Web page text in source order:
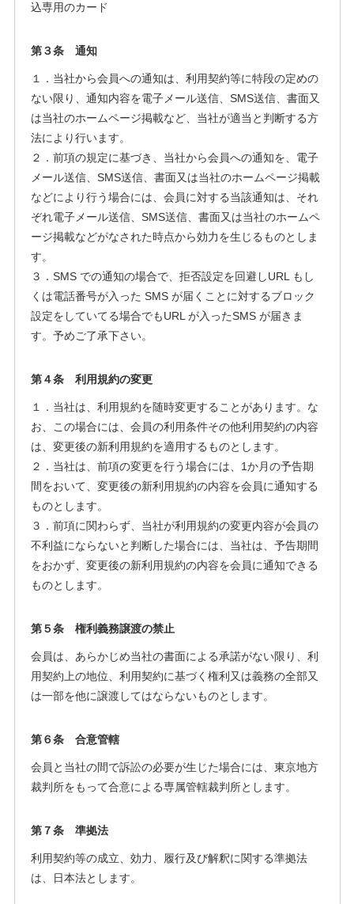
込専用のカード
第３条 通知
１．当社から会員への通知は、利用契約等に特段の定めの
ない限り、通知内容を電子メール送信、SMS送信、書面又
は当社のホームページ掲載など、当社が適当と判断する方
法により行います。
２．前項の規定に基づき、当社から会員への通知を、電子
メール送信、SMS送信、書面又は当社のホームページ掲載
などにより行う場合には、会員に対する当該通知は、それ
ぞれ電子メール送信、SMS送信、書面又は当社のホームペ
ージ掲載などがなされた時点から効力を生じるものとしま
す。
３．SMS での通知の場合で、拒否設定を回避しURL もし
くは電話番号が入った SMS が届くことに対するブロック
設定をしていてる場合でもURL が入ったSMS が届きま
す。予めご了承下さい。
第４条 利用規約の変更
１．当社は、利用規約を随時変更することがあります。な
お、この場合には、会員の利用条件その他利用契約の内容
は、変更後の新利用規約を適用するものとします。
２．当社は、前項の変更を行う場合には、1か月の予告期
間をおいて、変更後の新利用規約の内容を会員に通知する
ものとします。
３．前項に関わらず、当社が利用規約の変更内容が会員の
不利益にならないと判断した場合には、当社は、予告期間
をおかず、変更後の新利用規約の内容を会員に通知できる
ものとします。
第５条 権利義務譲渡の禁止
会員は、あらかじめ当社の書面による承諾がない限り、利
用契約上の地位、利用契約に基づく権利又は義務の全部又
は一部を他に譲渡してはならないものとします。
第６条 合意管轄
会員と当社の間で訴訟の必要が生じた場合には、東京地方
裁判所をもって合意による専属管轄裁判所とします。
第７条 準拠法
利用契約等の成立、効力、履行及び解釈に関する準拠法
は、日本法とします。